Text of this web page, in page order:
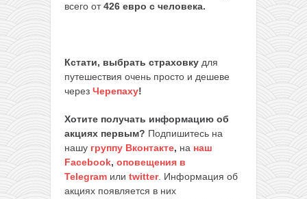
всего от426 евро с человека.
Кстати, выбрать страховку для
путешествия очень просто и дешеве
через Черепаху!
Хотите получать информацию об
акциях первым? Подпишитесь на
нашу группу Вконтакте, на наш
Facebook, оповещения в
Telegram или twitter. Информация об
акциях появляется в них